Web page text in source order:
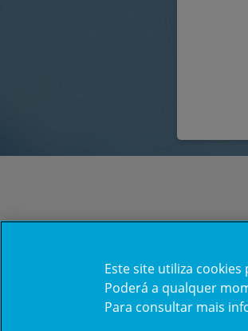
Este site utiliza
Poderá a qualquer
Para consultar mais